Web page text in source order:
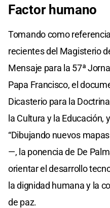
Factor humano
Tomando como
recientes del Magisterio
Mensaje para la 57ª
Papa Francisco, el
Dicasterio para la
la Cultura y la Educación,
“Dibujando nuevos
—, la ponencia de De
orientar el desarrollo
la dignidad humana y la
de paz.